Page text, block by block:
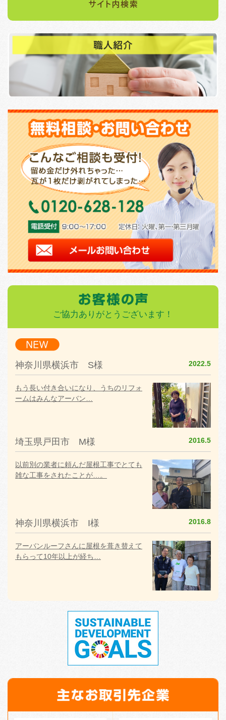
ご協力ありがとうございます！
神奈川県横浜市 S様 2022.5
もう長い付き合いになり、うちのリフォ
ームはみんなアーバン…
埼玉県戸田市 M様 2016.5
以前別の業者に頼んだ屋根工事でとても
雑な工事をされたことが…。
神奈川県横浜市 I様 2016.8
アーバンルーフさんに屋根を葺き替えて
もらって10年以上が経ち…